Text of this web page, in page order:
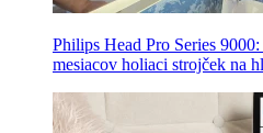
Philips Head Pro Series
mesiacov holiaci strojček na